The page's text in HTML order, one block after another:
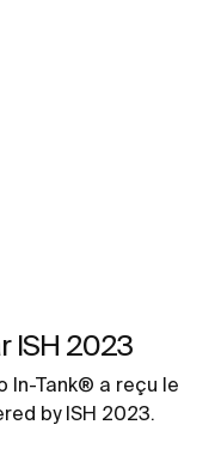
ISH 2023
In-Tank® a reçu le
by ISH 2023.